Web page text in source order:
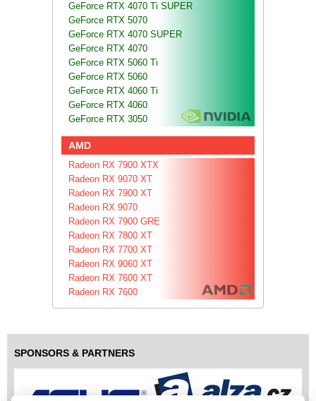
GeForce RTX 4070 Ti SUPER
GeForce RTX 5070
GeForce RTX 4070 SUPER
GeForce RTX 4070
GeForce RTX 5060 Ti
GeForce RTX 5060
GeForce RTX 4060 Ti
GeForce RTX 4060
GeForce RTX 3050
AMD
Radeon RX 7900 XTX
Radeon RX 9070 XT
Radeon RX 7900 XT
Radeon RX 9070
Radeon RX 7900 GRE
Radeon RX 7800 XT
Radeon RX 7700 XT
Radeon RX 9060 XT
Radeon RX 7600 XT
Radeon RX 7600
SPONSORS & PARTNERS